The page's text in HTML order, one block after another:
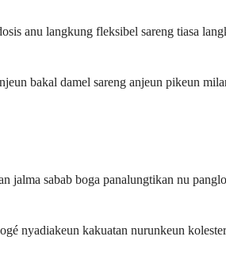
anu langkung fleksibel sareng tiasa
bakal damel sareng anjeun pikeun
jalma sabab boga panalungtikan nu
nyadiakeun kakuatan nurunkeun